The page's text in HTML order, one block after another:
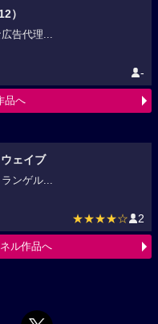
）
告代理...
-
品へ
ェイブ
ンゲル...
★★★★☆ 2
ル作品へ